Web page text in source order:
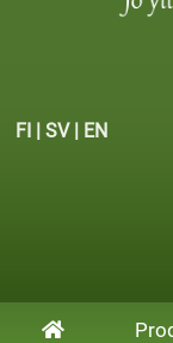
FI | SV| EN